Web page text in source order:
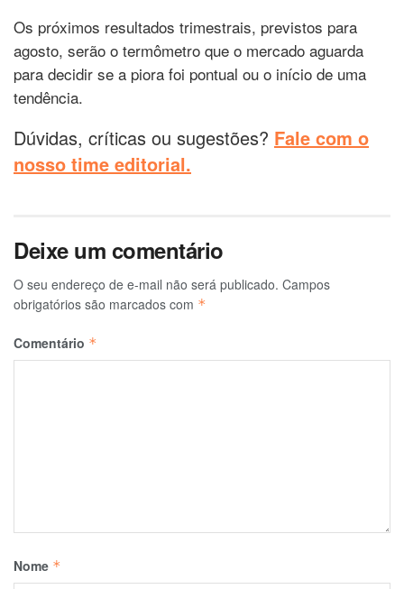
Os próximos resultados trimestrais, previstos para
agosto, serão o termômetro que o mercado aguarda
para decidir se a piora foi pontual ou o início de uma
tendência.
Dúvidas, críticas ou sugestões? Fale com o
nosso time editorial.
Deixe um comentário
O seu endereço de e-mail não será publicado. Campos
obrigatórios são marcados com *
Comentário *
Nome *